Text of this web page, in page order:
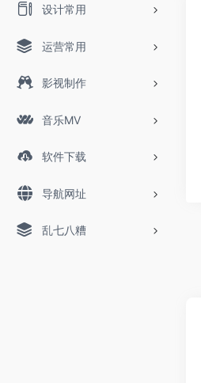
设计常用
运营常用
影视制作
音乐MV
软件下载
导航网址
乱七八糟